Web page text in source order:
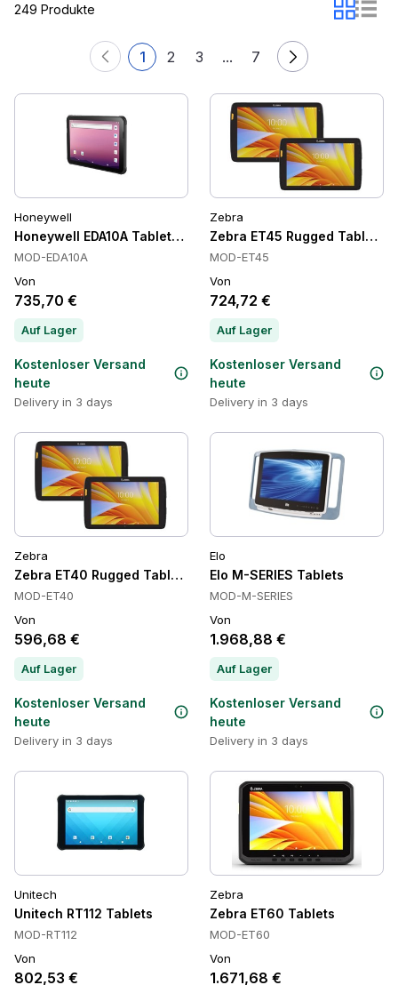
249 Produkte
1 2 3 ... 7
Honeywell
Honeywell EDA10A Tablets, 5G, Wi-Fi 6, IP65
MOD-EDA10A
Von
735,70 €
Auf Lager
Kostenloser Versand
heute
Delivery in 3 days
Zebra
Zebra ET45 Rugged Tablets,
MOD-ET45
Von
724,72 €
Auf Lager
Kostenloser Versand
heute
Delivery in 3 days
Zebra
Zebra ET40 Rugged Tablets, Wi-Fi 6, SE4100, Android
MOD-ET40
Von
596,68 €
Auf Lager
Kostenloser Versand
heute
Delivery in 3 days
Elo
Elo M-SERIES Tablets
MOD-M-SERIES
Von
1.968,88 €
Auf Lager
Kostenloser Versand
heute
Delivery in 3 days
Unitech
Unitech RT112 Tablets
MOD-RT112
Von
802,53 €
Zebra
Zebra ET60 Tablets
MOD-ET60
Von
1.671,68 €